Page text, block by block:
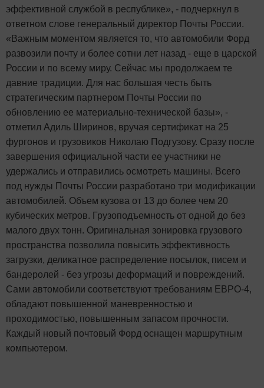
эффективной службой в республике», - подчеркнул в
ответном слове генеральный директор Почты России.
«Важным моментом является то, что автомобили Форд
развозили почту и более сотни лет назад - еще в царской
России и по всему миру. Сейчас мы продолжаем те
давние традиции. Для нас большая честь быть
стратегическим партнером Почты России по
обновлению ее материально-технической базы», -
отметил Адиль Ширинов, вручая сертификат на 25
фургонов и грузовиков Николаю Подгузову. Сразу после
завершения официальной части ее участники не
удержались и отправились осмотреть машины. Всего
под нужды Почты России разработано три модификации
автомобилей. Объем кузова от 13 до более чем 20
кубических метров. Грузоподъемность от одной до без
малого двух тонн. Оригинальная зонировка грузового
пространства позволила повысить эффективность
загрузки, деликатное распределение посылок, писем и
бандеролей - без угрозы деформаций и повреждений.
Сами автомобили соответствуют требованиям ЕВРО-4,
обладают повышенной маневренностью и
проходимостью, повышенным запасом прочности.
Каждый новый почтовый Форд оснащен маршрутным
компьютером.